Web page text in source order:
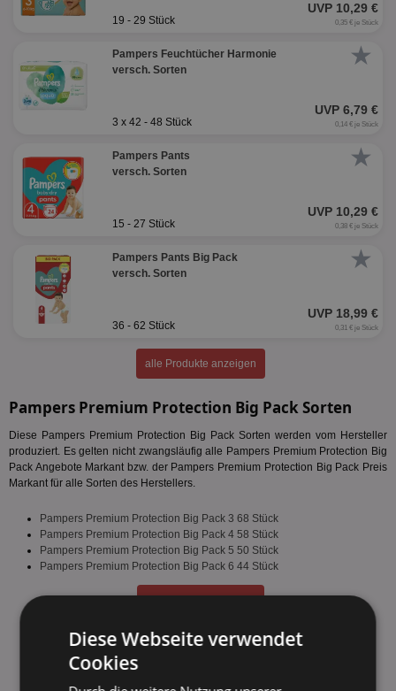
UVP 10,29 €
19 - 29 Stück 0,35 € je Stück
★
Pampers Feuchtücher Harmonie
versch. Sorten
UVP 6,79 €
3 x 42 - 48 Stück 0,14 € je Stück
★
Pampers Pants
versch. Sorten
UVP 10,29 €
15 - 27 Stück 0,38 € je Stück
★
Pampers Pants Big Pack
versch. Sorten
UVP 18,99 €
36 - 62 Stück 0,31 € je Stück
alle Produkte anzeigen
Pampers Premium Protection Big Pack Sorten
Diese Pampers Premium Protection Big Pack Sorten werden vom Hersteller
produziert. Es gelten nicht zwangsläufig alle Pampers Premium Protection Big
Pack Angebote Markant bzw. der Pampers Premium Protection Big Pack Preis
Markant für alle Sorten des Herstellers.
Pampers Premium Protection Big Pack 3 68 Stück
Pampers Premium Protection Big Pack 4 58 Stück
Pampers Premium Protection Big Pack 5 50 Stück
Pampers Premium Protection Big Pack 6 44 Stück
Diese Webseite verwendet
Cookies